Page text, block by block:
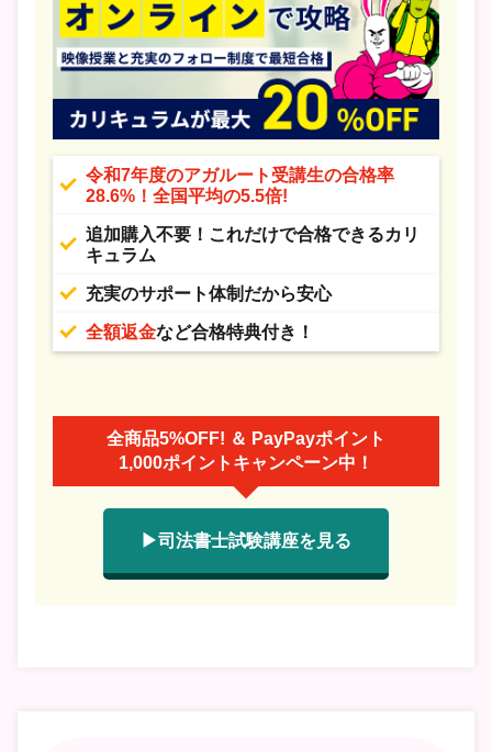
令和7年度のアガルート受講生の合格率
28.6%！全国平均の5.5倍!
追加購入不要！これだけで合格できるカリ
キュラム
充実のサポート体制だから安心
全額返金など合格特典付き！
全商品5%OFF! ＆ PayPayポイント
1,000ポイントキャンペーン中！
▶司法書士試験講座を見る